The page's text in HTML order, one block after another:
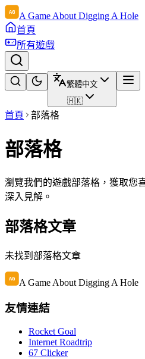
A Game About Digging A Hole
首頁
所有遊戲
繁體中文
🇭🇰
首頁 部落格
部落格
瀏覽我們的遊戲部落格，獲取您
深入見解。
部落格文章
未找到部落格文章
A Game About Digging A Hole
友情連結
Rocket Goal
Internet Roadtrip
67 Clicker